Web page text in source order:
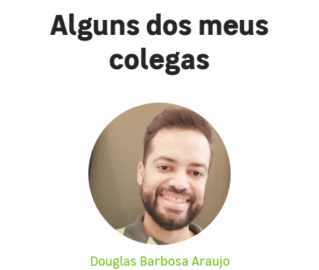
Alguns dos meus
colegas
Douglas Barbosa Araujo